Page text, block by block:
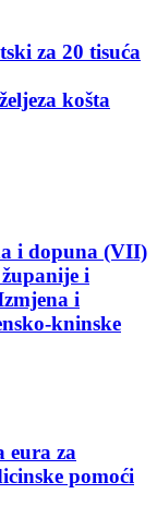
za 20 tisuća
košta
i dopuna (VII)
i
i
kninske
eura za
pomoći